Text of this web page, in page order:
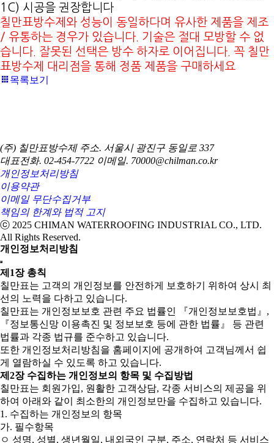
1C) 시공을 권장합니다
칠만표방수제와 성능이 동일하다며 유사한 제품을 제조
/ 유통하는 경우가 있습니다. 기술은 절대 모방할 수 없
습니다. 잘못된 선택은 방수 하자로 이어집니다. 꼭 칠만
표방수제 대리점을 통해 정품 제품을 구매하세요
목록보기
(주) 칠만표방수제 주소. 서울시 광진구 동일로 337
대표전화. 02-454-7722 이메일. 70000@chilman.co.kr
개인정보처리방침
이용약관
이메일 무단수집거부
책임의 한계와 법적 고지
ⓒ 2025 CHIMAN WATERROOFING INDUSTRIAL CO., LTD.
All Rights Reserved.
개인정보처리방침
제1장 총칙
칠만표는 고객의 개인정보를 안전하게 보호하기 위하여 상시 최
선의 노력을 다하고 있습니다.
칠만표는 개인정보보호 관련 주요 법률인 『개인정보보호법』,
『정보통신망 이용촉진 및 정보보호 등에 관한 법률』 등 관련
법률과 각종 법규를 준수하고 있습니다.
또한 개인정보처리방침을 홈페이지에 공개하여 고객님께서 쉽
게 열람하실 수 있도록 하고 있습니다.
제2장 수집하는 개인정보의 항목 및 수집방법
칠만표는 회원가입, 원활한 고객상담, 각종 서비스의 제공을 위
하여 아래와 같이 최소한의 개인정보만을 수집하고 있습니다.
1. 수집하는 개인정보의 항목
가. 필수항목
ㅇ 성명, 성별, 생년월일, 내외국인 구분, 주소, 연락처 등 서비스